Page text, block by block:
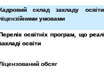
склад закладу
умовами
освітніх програм, що
освіти
обсяг